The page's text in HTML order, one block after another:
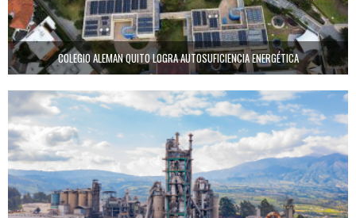
COLEGIO ALEMAN QUITO LOGRA AUTOSUFICIENCIA ENERGÉTICA